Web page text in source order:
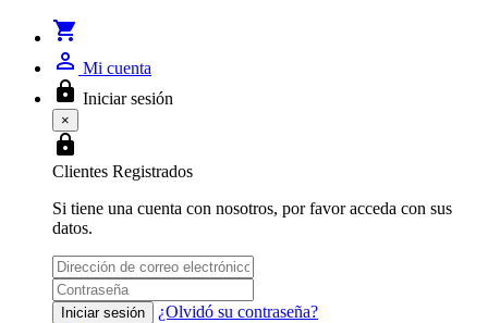
shopping_cart
person_outline Mi cuenta
lock Iniciar sesión
×
lock
Clientes Registrados
Si tiene una cuenta con nosotros, por favor acceda con sus
datos.
Iniciar sesión ¿Olvidó su contraseña?